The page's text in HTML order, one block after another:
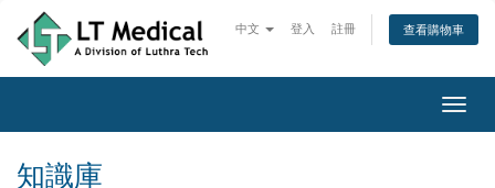
中文 登入 註冊 查看購物車
知識庫